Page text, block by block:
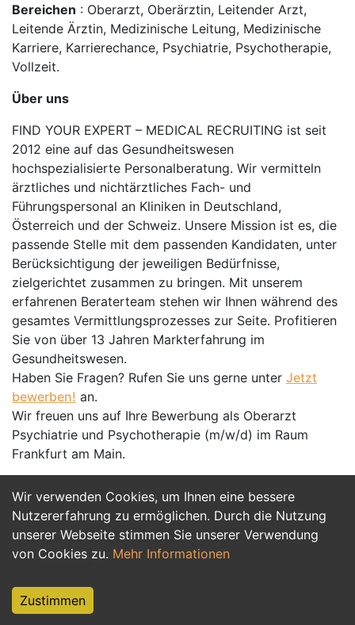
Wir verwenden Cookies, um Ihnen eine bessere
Nutzererfahrung zu ermöglichen. Durch die Nutzung
unserer Webseite stimmen Sie unserer Verwendung
von Cookies zu. Mehr Informationen
Zustimmen
Bereichen : Oberarzt, Oberärztin, Leitender Arzt,
Leitende Ärztin, Medizinische Leitung, Medizinische
Karriere, Karrierechance, Psychiatrie, Psychotherapie,
Vollzeit.
Über uns
FIND YOUR EXPERT – MEDICAL RECRUITING ist seit
2012 eine auf das Gesundheitswesen
hochspezialisierte Personalberatung. Wir vermitteln
ärztliches und nichtärztliches Fach- und
Führungspersonal an Kliniken in Deutschland,
Österreich und der Schweiz. Unsere Mission ist es, die
passende Stelle mit dem passenden Kandidaten, unter
Berücksichtigung der jeweiligen Bedürfnisse,
zielgerichtet zusammen zu bringen. Mit unserem
erfahrenen Beraterteam stehen wir Ihnen während des
gesamtes Vermittlungsprozesses zur Seite. Profitieren
Sie von über 13 Jahren Markterfahrung im
Gesundheitswesen.
Haben Sie Fragen? Rufen Sie uns gerne unter Jetzt
bewerben! an.
Wir freuen uns auf Ihre Bewerbung als Oberarzt
Psychiatrie und Psychotherapie (m/w/d) im Raum
Frankfurt am Main.
Jetzt Bewerben